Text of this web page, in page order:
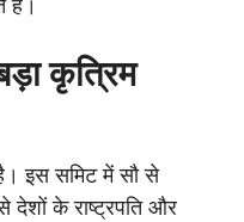
हैं।
कृत्रिम
इस समिट में सौ से
के राष्ट्रपति और